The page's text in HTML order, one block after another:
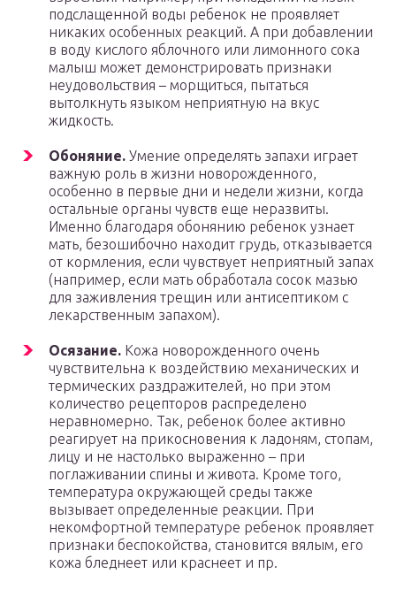
подслащенной воды ребенок не проявляет
никаких особенных реакций. А при добавлении
в воду кислого яблочного или лимонного сока
малыш может демонстрировать признаки
неудовольствия – морщиться, пытаться
вытолкнуть языком неприятную на вкус
жидкость.
Обоняние. Умение определять запахи играет
важную роль в жизни новорожденного,
особенно в первые дни и недели жизни, когда
остальные органы чувств еще неразвиты.
Именно благодаря обонянию ребенок узнает
мать, безошибочно находит грудь, отказывается
от кормления, если чувствует неприятный запах
(например, если мать обработала сосок мазью
для заживления трещин или антисептиком с
лекарственным запахом).
Осязание. Кожа новорожденного очень
чувствительна к воздействию механических и
термических раздражителей, но при этом
количество рецепторов распределено
неравномерно. Так, ребенок более активно
реагирует на прикосновения к ладоням, стопам,
лицу и не настолько выраженно – при
поглаживании спины и живота. Кроме того,
температура окружающей среды также
вызывает определенные реакции. При
некомфортной температуре ребенок проявляет
признаки беспокойства, становится вялым, его
кожа бледнеет или краснеет и пр.